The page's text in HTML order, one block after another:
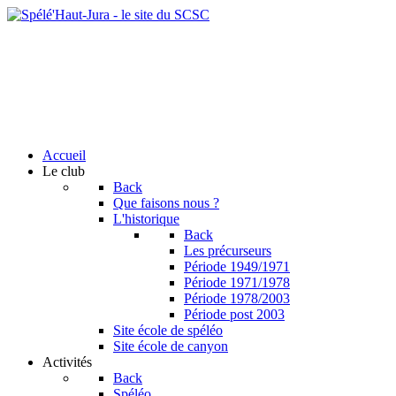
Accueil
Le club
Back
Que faisons nous ?
L'historique
Back
Les précurseurs
Période 1949/1971
Période 1971/1978
Période 1978/2003
Période post 2003
Site école de spéléo
Site école de canyon
Activités
Back